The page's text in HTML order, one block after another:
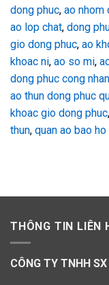
dong phuc, ao nhom
ao lop chat, dong
gio dong phuc, ao
khoac ni, ao so mi,
dong phuc cong nhan
ao thun dong phuc
khoac gio dong phuc,
thun, quan ao bao
THÔNG TIN LIÊN
CÔNG TY TNHH